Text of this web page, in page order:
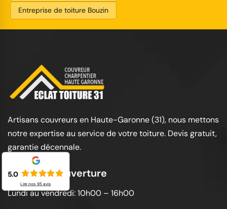
Entreprise de toiture Bouzin
Artisans couvreurs en Haute-Garonne (31), nous mettons
notre expertise au service de votre toiture. Devis gratuit,
garantie décennale.
Horaires d'ouverture
Lundi au vendredi: 10h00 – 16h00
5.0
Lire nos 95avis